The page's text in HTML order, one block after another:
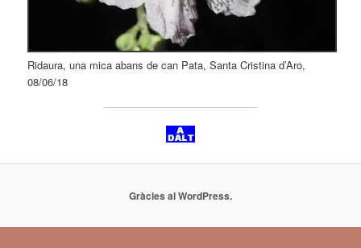
Ridaura, una mica abans de can Pata, Santa Cristina d’Aro,
08/06/18
Gràcies al WordPress.